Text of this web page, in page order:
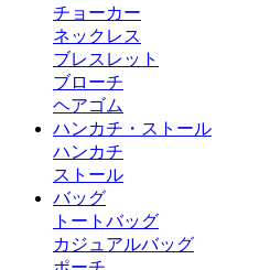
チョーカー
ネックレス
ブレスレット
ブローチ
ヘアゴム
ハンカチ・ストール
ハンカチ
ストール
バッグ
トートバッグ
カジュアルバッグ